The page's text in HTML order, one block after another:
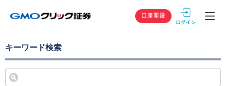
GMOクリック
口座開設
キーワード検索